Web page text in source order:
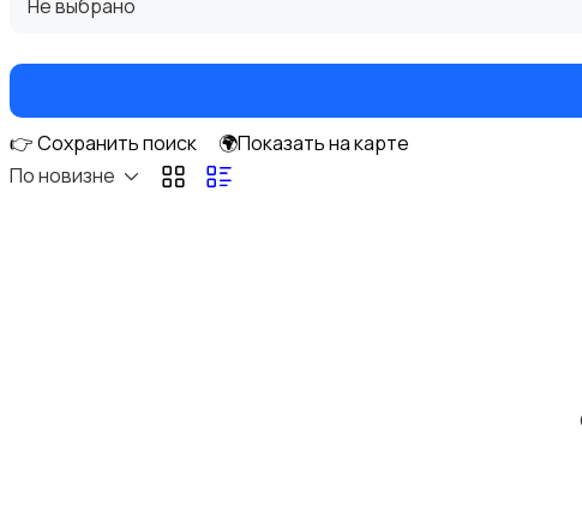
DVD, Blu-ray и медиаплееры
Не выбрано
👉 Сохранить поиск
🌍Показать на карте
По новизне